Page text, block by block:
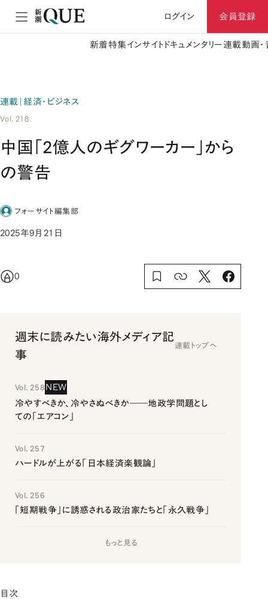
ログイン 会員登録
新着特集 インサイト ドキュメンタリー 連載動画
連載｜経済・ビジネス
Vol. 218
中国「2億人のギグワーカー」から
の警告
フォーサイト編集部
2025年9月21日
0
週末に読みたい海外メディア記
事
連載トップへ
Vol. 258 NEW
冷やすべきか、冷やさぬべきか――地政学問題とし
ての「エアコン」
Vol. 257
ハードルが上がる「日本経済楽観論」
Vol. 256
「短期戦争」に誘惑される政治家たちと「永久戦争」
もっと見る
目次